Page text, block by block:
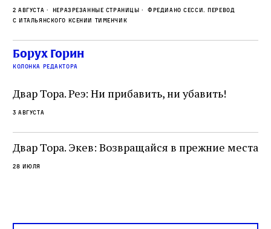
верны своему архаичному культу смерти, но и
скрывали от населения соседних городов,
сколько узников погибало каждый день в этих
жутких местах
2 августа Неразрезанные страницы
Фредиано Сесси. Перевод
с итальянского Ксении Тименчик
Борух Горин
колонка редактора
Двар Тора. Реэ: Ни прибавить, ни убавить!
3 августа
Двар Тора. Экев: Возвращайся в прежние места
28 июля